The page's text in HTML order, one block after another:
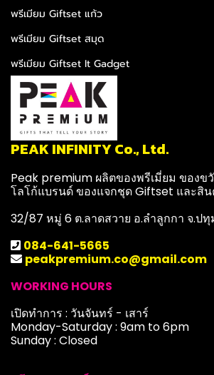
พรีเมียม Giftset แก้ว
พรีเมียม Giftset สมุด
พรีเมียม Giftset It Gadget
PEAK INFINITY Co., Ltd.
Peak premium ผลิตของพรีเมี่ยม ของ
โลโก้แบรนด์ ของแจกชุด Giftset และสิ
32/87 หมู่ 6 ต.ลาดสวาย อ.ลำลูกกา จ.ปทุ
084-641-5665
peakpremium.co@gmail.com
WORKING HOURS
เปิดทำการ : วันจันทร์ - เสาร์
Monday-Saturday : 9am to 6pm
Sunday : Closed